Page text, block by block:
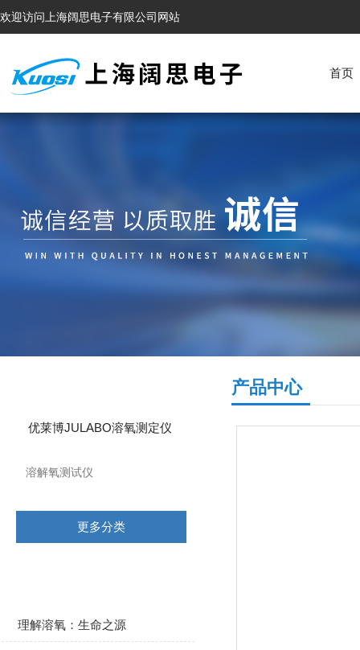
欢迎访问上海阔思电子有限公司网站
首页
优莱博JULABO溶氧测定仪
溶解氧测试仪
更多分类
理解溶氧：生命之源
产品中心